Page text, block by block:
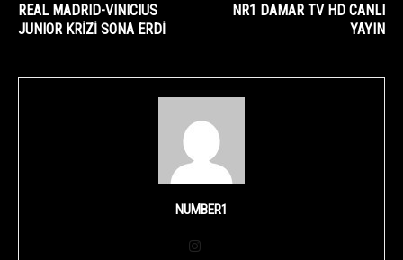
REAL MADRID-VINICIUS
JUNIOR KRİZİ SONA ERDİ
NR1 DAMAR TV HD CANLI
YAYIN
NUMBER1